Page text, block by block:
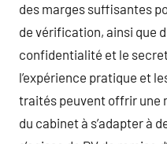
des marges suffisantes
de vérification, ainsi que
confidentialité et le
l’expérience pratique et
traités peuvent offrir une
du cabinet à s’adapter à